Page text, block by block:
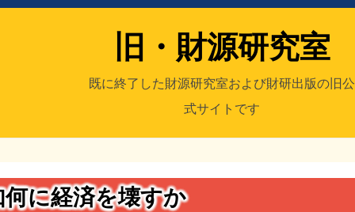
スト集
旧・財源研究室
既に終了した財源研究室および財研出版の旧公
式サイトです
に経済を壊すか